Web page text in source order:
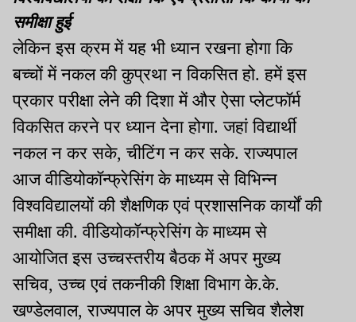
समीक्षा हुई
लेकिन इस क्रम में यह भी ध्यान रखना होगा कि
बच्चों में नकल की कुप्रथा न विकसित हो. हमें इस
प्रकार परीक्षा लेने की दिशा में और ऐसा प्लेटफॉर्म
विकसित करने पर ध्यान देना होगा. जहां विद्यार्थी
नकल न कर सके, चीटिंग न कर सके. राज्यपाल
आज वीडियोकॉन्फ्रेसिंग के माध्यम से विभिन्न
विश्वविद्यालयों की शैक्षणिक एवं प्रशासनिक कार्यों की
समीक्षा की. वीडियोकॉन्फ्रेसिंग के माध्यम से
आयोजित इस उच्चस्तरीय बैठक में अपर मुख्य
सचिव, उच्च एवं तकनीकी शिक्षा विभाग के.के.
खण्डेलवाल, राज्यपाल के अपर मुख्य सचिव शैलेश